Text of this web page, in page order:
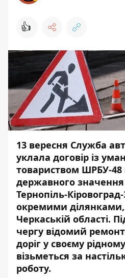
👍
13 вересня Служба
уклала договір із
товариством ШРБУ-
державного
Тернопіль-
окремими
Черкаській області.
чергу відомий
доріг у своєму
візьметься за
роботу.